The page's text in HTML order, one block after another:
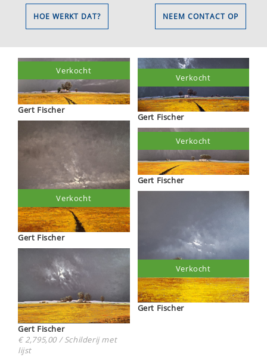
HOE WERKT DAT? NEEM CONTACT OP
Gert Fischer
Verkocht
Gert Fischer
Verkocht
Gert Fischer
€ 2,795,00 / Schilderij met
lijst
Gert Fischer
Verkocht
Gert Fischer
Verkocht
Gert Fischer
Verkocht